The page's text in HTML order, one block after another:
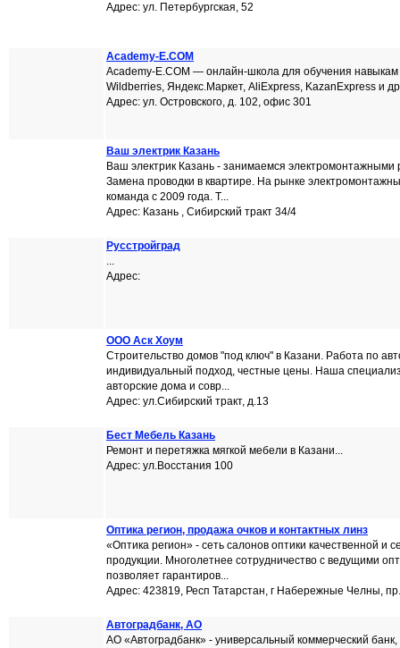
Адрес: ул. Петербургская, 52
Academy-E.COM
Academy-E.COM — онлайн-школа для обучения
Wildberries, Яндекс.Маркет, AliExpress, KazanExpress и
Адрес: ул. Островского, д. 102, офис 301
Ваш электрик Казань
Ваш электрик Казань - занимаемся электромонтажными
Замена проводки в квартире. На рынке
команда с 2009 года. Т...
Адрес: Казань , Сибирский тракт 34/4
Русстройград
...
Адрес:
ООО Аск Хоум
Строительство домов "под ключ" в Казани. Работа по
индивидуальный подход, честные цены. Наша
авторские дома и совр...
Адрес: ул.Сибирский тракт, д.13
Бест Мебель Казань
Ремонт и перетяжка мягкой мебели в Казани...
Адрес: ул.Восстания 100
Оптика регион, продажа очков и контактных линз
«Оптика регион» - сеть салонов оптики качественной и
продукции. Многолетнее сотрудничество с ведущими
позволяет гарантиров...
Адрес: 423819, Респ Татарстан, г Набережные Челны,
Автоградбанк, АО
АО «Автоградбанк» - универсальный коммерческий банк,